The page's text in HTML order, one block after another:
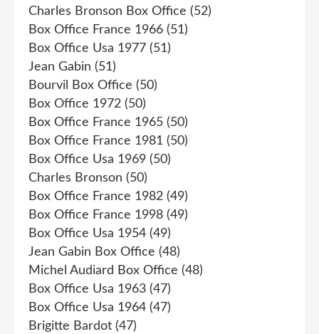
Charles Bronson Box Office (52)
Box Office France 1966 (51)
Box Office Usa 1977 (51)
Jean Gabin (51)
Bourvil Box Office (50)
Box Office 1972 (50)
Box Office France 1965 (50)
Box Office France 1981 (50)
Box Office Usa 1969 (50)
Charles Bronson (50)
Box Office France 1982 (49)
Box Office France 1998 (49)
Box Office Usa 1954 (49)
Jean Gabin Box Office (48)
Michel Audiard Box Office (48)
Box Office Usa 1963 (47)
Box Office Usa 1964 (47)
Brigitte Bardot (47)